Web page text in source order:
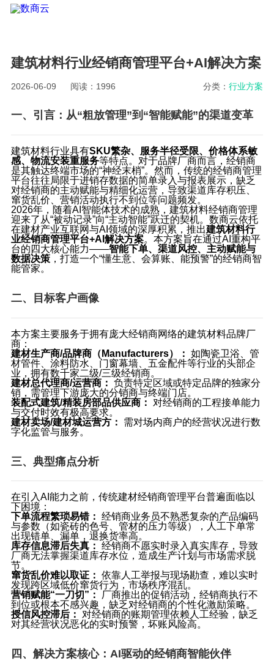
建筑材料行业经销商管理平台+AI解决方案
2026-06-09 阅读：1996 分类：行业方案
一、引言：从“粗放管理”到“智能赋能”的渠道变革
建筑材料行业具有SKU繁杂、服务半径受限、价格体系敏
感、物流安装重服务等特点。对于品牌厂商而言，经销商
是其触达终端市场的“神经末梢”。然而，传统的经销商管理
平台往往局限于进销存数据的简单录入与报表展示，缺乏
对经销商的主动赋能与精细化运营，导致渠道库存积压、
窜货乱价、营销活动执行不到位等问题频发。
2026年，随着AI智能体技术的成熟，建筑材料经销商管理
迎来了从“被动记录”向“主动智能”跃迁的契机。数商云依托
在建材产业互联网与AI领域的深厚积累，推出建筑材料行
业经销商管理平台+AI解决方案。本方案旨在通过AI重构平
台的四大核心能力——智能下单、渠道风控、主动赋能与
数据决策，打造一个“懂生意、会算账、能预警”的经销商智
能管家。
二、目标客户画像
本方案主要服务于拥有庞大经销商网络的建筑材料品牌厂
商：
建材生产商/品牌商（Manufacturers）： ​ 如陶瓷卫浴、管
材管件、涂料防水、门窗幕墙、五金配件等行业的头部企
业，拥有数千家二级/三级经销商。
建材总代理商/运营商： ​ 负责特定区域或特定品牌的独家分
销，需管理下游庞大的分销商与终端门店。
装配式建筑/精装房部品供应商：
​ 对经销商的工程接单能力
与交付时效有极高要求。
建材卖场/建材城运营方：
​ 需对场内商户的经营状况进行数
字化监管与服务。
三、典型痛点分析
在引入AI能力之前，传统建材经销商管理平台普遍面临以
下困境：
下单流程繁琐易错： ​ 经销商业务员不熟悉复杂的产品编码
与参数（如瓷砖的色号、管材的压力等级），人工下单常
出现错单、漏单，退换货率高。
库存信息滞后失真： ​ 经销商不愿实时录入真实库存，导致
厂商无法掌握渠道库存水位，造成生产计划与市场需求脱
节。
窜货乱价难以取证： ​ 依靠人工举报与现场勘查，难以实时
发现跨区域低价窜货行为，市场秩序混乱。
营销赋能“一刀切”：
​ 厂商推出的促销活动，经销商执行不
到位或根本不感兴趣，缺乏对经销商的个性化激励策略。
授信风控滞后：
​ 对经销商的账期管理依赖人工经验，缺乏
对其经营状况恶化的实时预警，坏账风险高。
四、解决方案核心：AI驱动的经销商智能伙伴